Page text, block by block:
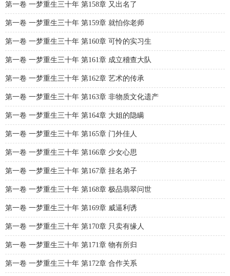
第一卷 一梦重生三十年 第158章 又出名了
第一卷 一梦重生三十年 第159章 就怕你老师
第一卷 一梦重生三十年 第160章 可怜的实习生
第一卷 一梦重生三十年 第161章 成立稽查大队
第一卷 一梦重生三十年 第162章 艺术的传承
第一卷 一梦重生三十年 第163章 非物质文化遗产
第一卷 一梦重生三十年 第164章 大姐的隐瞒
第一卷 一梦重生三十年 第165章 门外佳人
第一卷 一梦重生三十年 第166章 少女心思
第一卷 一梦重生三十年 第167章 挂名弟子
第一卷 一梦重生三十年 第168章 极品翡翠问世
第一卷 一梦重生三十年 第169章 威逼利诱
第一卷 一梦重生三十年 第170章 只卖有缘人
第一卷 一梦重生三十年 第171章 物有所归
第一卷 一梦重生三十年 第172章 合作关系